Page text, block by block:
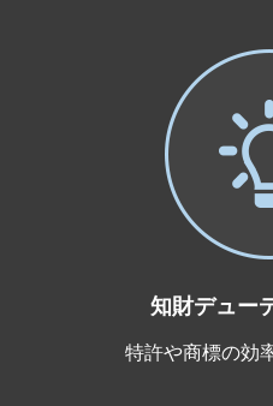
知財デュー
特許や商標の効